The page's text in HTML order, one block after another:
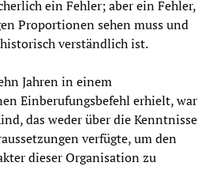
ein Fehler; aber ein Fehler,
Proportionen sehen muss und
verständlich ist.
Jahren in einem
Einberufungsbefehl erhielt, war
das weder über die Kenntnisse
verfügte, um den
dieser Organisation zu